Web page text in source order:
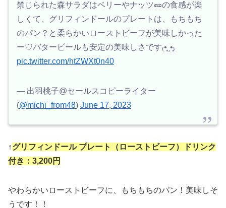
禁じられた森サラダはベリーやナッツ🥜の食感が楽
しくて、グリフィンドールのプレートは、もちもち
のパン？と柔らかいローストビーフが美味しかった
ー♡バタービールも安定の美味しさです₍•͈˽•͈₎
pic.twitter.com/htZWXt0n40
— 出羽桃子@セールスコピーライター
(@michi_from48) June 17, 2023
↑グリフィンドール プレート（ローストビーフ）ドリンク
付き：3,200円
やわらかいローストビーフに、もちもちのパン！美味しそ
うです！！